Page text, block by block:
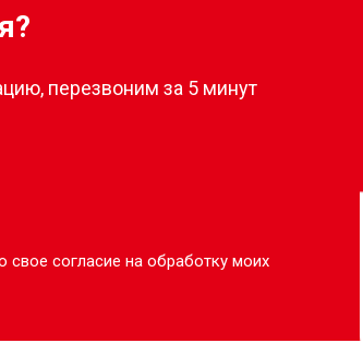
перезвоним за 5 минут
согласие на обработку моих